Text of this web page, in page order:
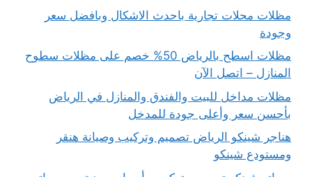
مظلات محلات تجارية باحدث الاشكال وبافضل سعر
وجودة
مظلات اسطح بالرياض 50% خصم على مظلات سطوح
المنازل – اتصل الآن
مظلات مداخل للبيت والفندق والمنازل في الرياض
بأحسن سعر وأعلى جودة للمدخل
هناجر شينكو الرياض تصميم وتركيب وصيانة هنقر
ومستودع شينكو